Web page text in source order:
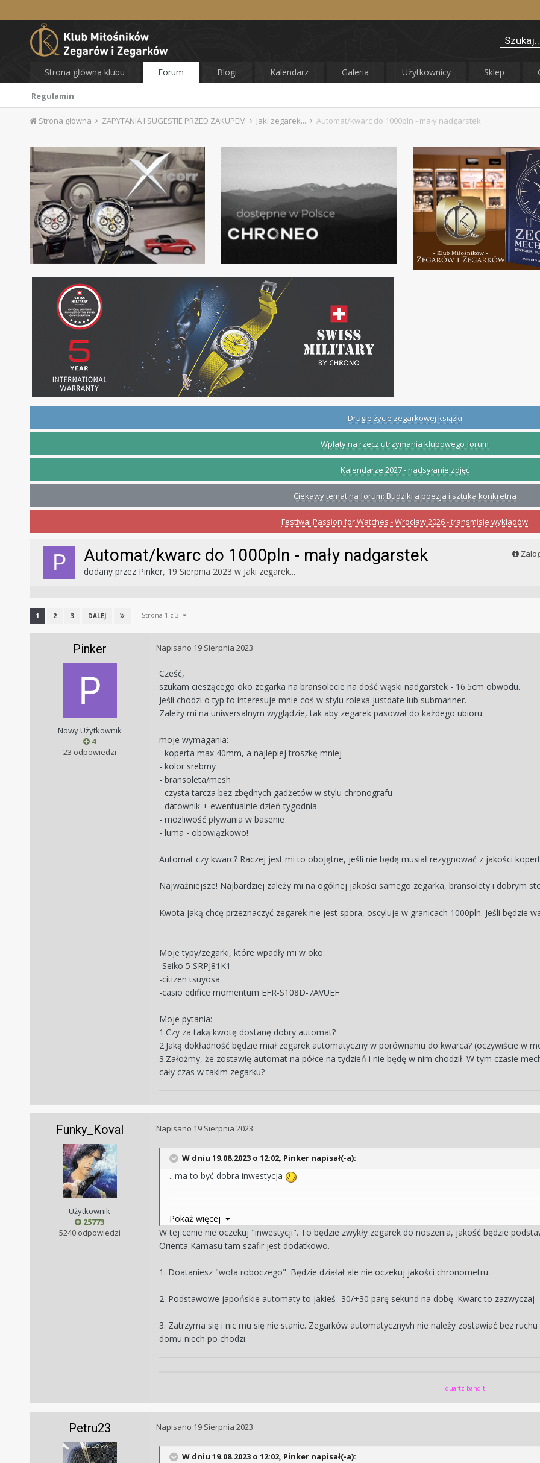
Strona główna klubu Forum
Regulamin
Blogi Kalendarz Galeria Użytkownicy Sklep
Strona główna ZAPYTANIA I SUGESTIE PRZED ZAKUPEM Jaki zegarek... Automat/kwarc do 1000pln - mały nadgarstek
Drugie życie zegarkowej książki
Wpłaty na rzecz utrzymania klubowego forum
Kalendarze 2027 - nadsyłanie zdjęć
Ciekawy temat na forum: Budziki a poezja i sztuka konkretna
Festiwal Passion for Watches - Wrocław 2026 - transmisje wykładów
Automat/kwarc do 1000pln - mały nadgarstek
dodany przez Pinker, 19 Sierpnia 2023 w Jaki zegarek...
1 2 3 DALEJ Strona 1 z 3
Pinker
Nowy Użytkownik
4
23 odpowiedzi
Napisano 19 Sierpnia 2023
Cześć,
szukam cieszącego oko zegarka na bransolecie na dość wąski nadgarstek - 16.5cm obwodu.
Jeśli chodzi o typ to interesuje mnie coś w stylu rolexa justdate lub submariner.
Zależy mi na uniwersalnym wyglądzie, tak aby zegarek pasował do każdego ubioru.
moje wymagania:
- koperta max 40mm, a najlepiej troszkę mniej
- kolor srebrny
- bransoleta/mesh
- czysta tarcza bez zbędnych gadżetów w stylu chronografu
- datownik + ewentualnie dzień tygodnia
- możliwość pływania w basenie
- luma - obowiązkowo!
Automat czy kwarc? Raczej jest mi to obojętne, jeśli nie będę musiał rezygnować z jakości
Najważniejsze! Najbardziej zależy mi na ogólnej jakości samego zegarka, bransolety i dobrym
Kwota jaką chcę przeznaczyć zegarek nie jest spora, oscyluje w granicach 1000pln. Jeśli będzie
Moje typy/zegarki, które wpadły mi w oko:
-Seiko 5 SRPJ81K1
-citizen tsuyosa
-casio edifice momentum EFR-S108D-7AVUEF
Moje pytania:
1.Czy za taką kwotę dostanę dobry automat?
2.Jaką dokładność będzie miał zegarek automatyczny w porównaniu do kwarca? (oczywiście w
3.Założmy, że zostawię automat na półce na tydzień i nie będę w nim chodził. W tym czasie
cały czas w takim zegarku?
Funky_Koval
Użytkownik
25773
5240 odpowiedzi
Napisano 19 Sierpnia 2023
W dniu 19.08.2023 o 12:02, Pinkernapisał(-a):
...ma to być dobra inwestycja
Moje pytania:
1.Czy za taką kwotę dostanę dobry automat?
2.Jaką dokładność będzie miał zegarek automatyczny w porównaniu do kwarca? (oczywiście
chodzić cały czas w takim zegarku?
Pokaż więcej
W tej cenie nie oczekuj "inwestycji". To będzie zwykły zegarek do noszenia, jakość będzie
Orienta Kamasu tam szafir jest dodatkowo.
1. Doataniesz "woła roboczego". Będzie działał ale nie oczekuj jakości chronometru.
2. Podstawowe japońskie automaty to jakieś -30/+30 parę sekund na dobę. Kwarc to zazwyczaj
3. Zatrzyma się i nic mu się nie stanie. Zegarków automatycznyvh nie należy zostawiać bez
domu niech po chodzi.
quartz bandit
Petru23 Napisano 19 Sierpnia 2023
W dniu 19.08.2023 o 12:02, Pinkernapisał(-a):